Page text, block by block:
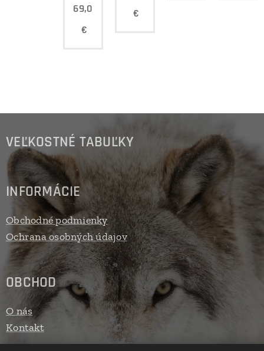
69,0
€
€
VEĽKOSTNÉ TABUĽKY
INFORMÁCIE
Obchodné podmienky
Ochrana osobných údajov
OBCHOD
O nás
Kontakt